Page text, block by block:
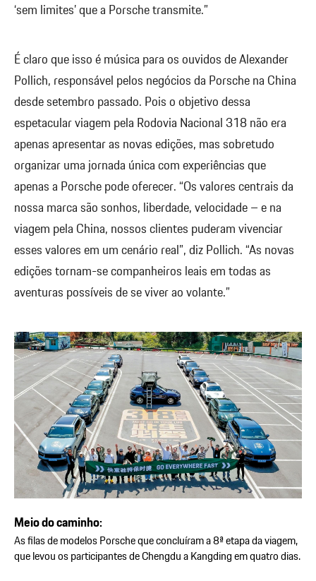
‘sem limites’ que a Porsche transmite.”
É claro que isso é música para os ouvidos de Alexander
Pollich, responsável pelos negócios da Porsche na China
desde setembro passado. Pois o objetivo dessa
espetacular viagem pela Rodovia Nacional 318 não era
apenas apresentar as novas edições, mas sobretudo
organizar uma jornada única com experiências que
apenas a Porsche pode oferecer. “Os valores centrais da
nossa marca são sonhos, liberdade, velocidade – e na
viagem pela China, nossos clientes puderam vivenciar
esses valores em um cenário real”, diz Pollich. “As novas
edições tornam-se companheiros leais em todas as
aventuras possíveis de se viver ao volante.”
Meio do caminho:
As filas de modelos Porsche que concluíram a 8ª etapa da viagem,
que levou os participantes de Chengdu a Kangding em quatro dias.